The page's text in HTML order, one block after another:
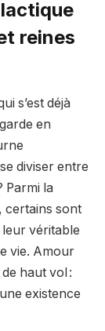
reines
s’est déjà
en
diviser entre
Parmi la
certains sont
véritable
vie. Amour
haut vol :
existence